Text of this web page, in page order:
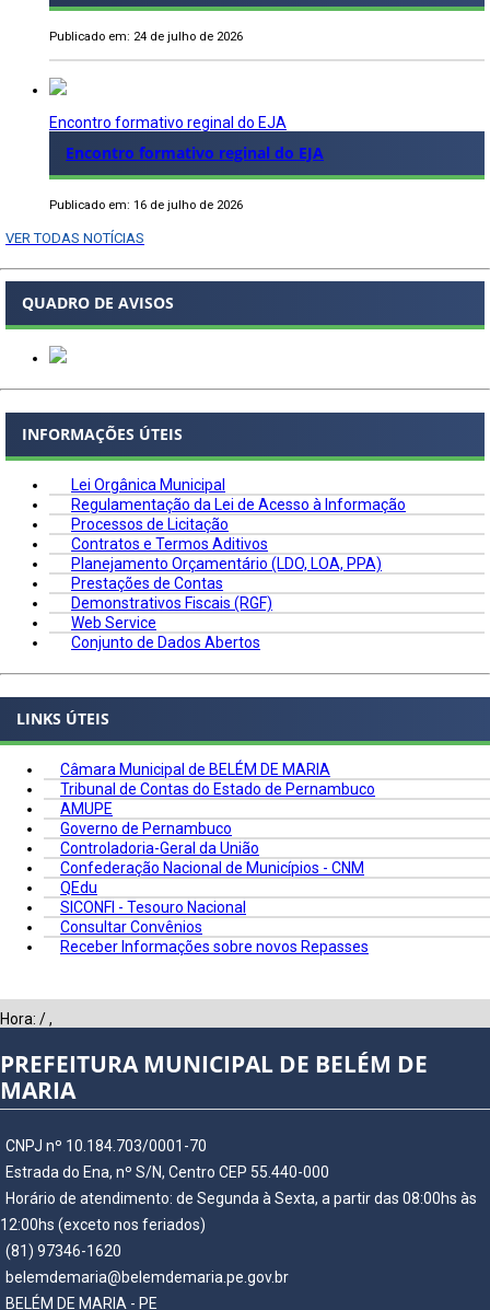
Publicado em: 24 de julho de 2026
Encontro formativo reginal do EJA
Encontro formativo reginal do EJA
Publicado em: 16 de julho de 2026
VER TODAS NOTÍCIAS
QUADRO DE AVISOS
INFORMAÇÕES ÚTEIS
Lei Orgânica Municipal
Regulamentação da Lei de Acesso à Informação
Processos de Licitação
Contratos e Termos Aditivos
Planejamento Orçamentário (LDO, LOA, PPA)
Prestações de Contas
Demonstrativos Fiscais (RGF)
Web Service
Conjunto de Dados Abertos
LINKS ÚTEIS
Câmara Municipal de BELÉM DE MARIA
Tribunal de Contas do Estado de Pernambuco
AMUPE
Governo de Pernambuco
Controladoria-Geral da União
Confederação Nacional de Municípios - CNM
QEdu
SICONFI - Tesouro Nacional
Consultar Convênios
Receber Informações sobre novos Repasses
Hora: /,
PREFEITURA MUNICIPAL DE BELÉM DE
MARIA
CNPJ nº 10.184.703/0001-70
Estrada do Ena, nº S/N, Centro CEP 55.440-000
Horário de atendimento: de Segunda à Sexta, a partir das 08:00hs às
12:00hs (exceto nos feriados)
(81) 97346-1620
belemdemaria@belemdemaria.pe.gov.br
BELÉM DE MARIA - PE